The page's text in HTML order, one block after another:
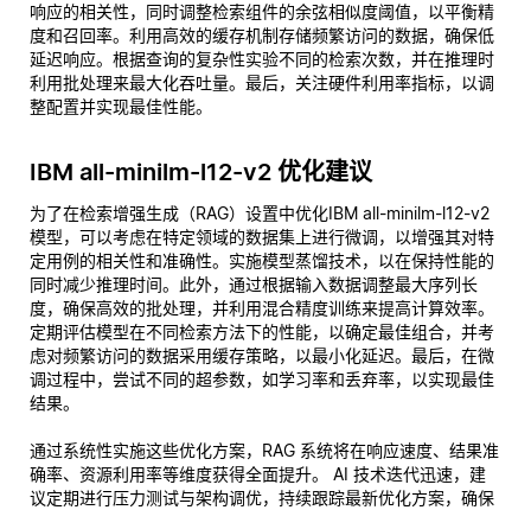
响应的相关性，同时调整检索组件的余弦相似度阈值，以平衡精
度和召回率。利用高效的缓存机制存储频繁访问的数据，确保低
延迟响应。根据查询的复杂性实验不同的检索次数，并在推理时
利用批处理来最大化吞吐量。最后，关注硬件利用率指标，以调
整配置并实现最佳性能。
IBM all-minilm-l12-v2 优化建议
为了在检索增强生成（RAG）设置中优化IBM all-minilm-l12-v2
模型，可以考虑在特定领域的数据集上进行微调，以增强其对特
定用例的相关性和准确性。实施模型蒸馏技术，以在保持性能的
同时减少推理时间。此外，通过根据输入数据调整最大序列长
度，确保高效的批处理，并利用混合精度训练来提高计算效率。
定期评估模型在不同检索方法下的性能，以确定最佳组合，并考
虑对频繁访问的数据采用缓存策略，以最小化延迟。最后，在微
调过程中，尝试不同的超参数，如学习率和丢弃率，以实现最佳
结果。
通过系统性实施这些优化方案，RAG 系统将在响应速度、结果准
确率、资源利用率等维度获得全面提升。 AI 技术迭代迅速，建
议定期进行压力测试与架构调优，持续跟踪最新优化方案，确保